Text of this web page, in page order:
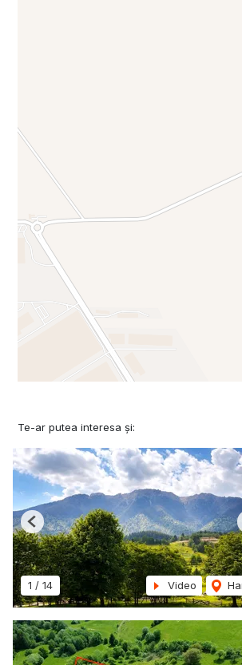
O oportunitate prin localizarea
Teren ideal pentru hale, depozite,
Acesta este terenul potrivit pentru
industriale. Investitori care caută
distribuție care au nevoie de spațiu
depozitare, transport).
Contacteaza-ne pentru pentru
Te-ar putea interesa și:
1 / 14 Video
Previous